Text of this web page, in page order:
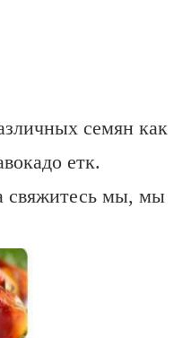
семян как
етк.
свяжитесь мы, мы